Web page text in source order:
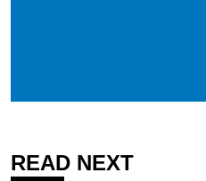
READ NEXT